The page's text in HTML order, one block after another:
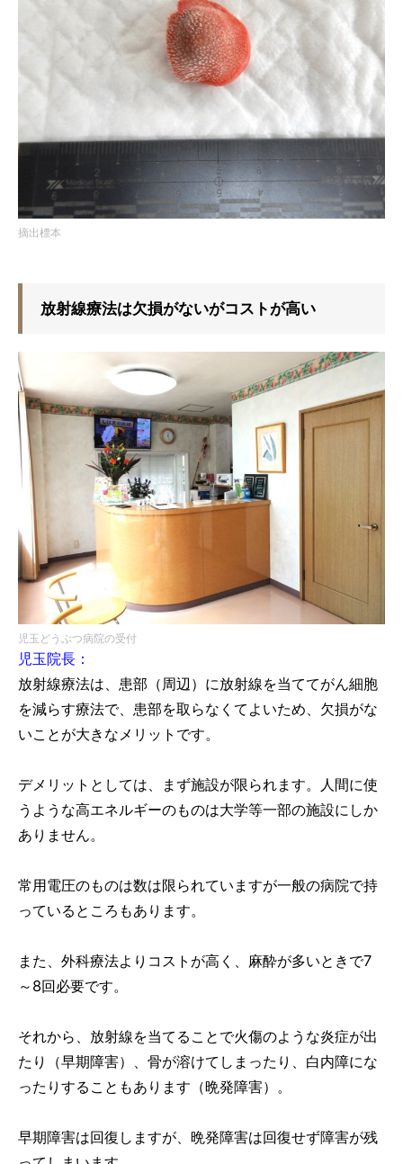
摘出標本
放射線療法は欠損がないがコストが高い
児玉どうぶつ病院の受付
児玉院長：
放射線療法は、患部（周辺）に放射線を当ててがん細胞
を減らす療法で、患部を取らなくてよいため、欠損がな
いことが大きなメリットです。
デメリットとしては、まず施設が限られます。人間に使
うような高エネルギーのものは大学等一部の施設にしか
ありません。
常用電圧のものは数は限られていますが一般の病院で持
っているところもあります。
また、外科療法よりコストが高く、麻酔が多いときで7
～8回必要です。
それから、放射線を当てることで火傷のような炎症が出
たり（早期障害）、骨が溶けてしまったり、白内障にな
ったりすることもあります（晩発障害）。
早期障害は回復しますが、晩発障害は回復せず障害が残